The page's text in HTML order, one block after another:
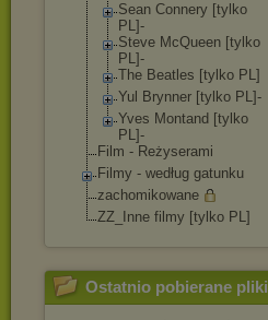
Sean Connery [tylko
PL]-
Steve McQueen [tylko
PL]-
The Beatles [tylko PL]
Yul Brynner [tylko PL]-
Yves Montand [tylko
PL]-
Film - Reżyserami
Filmy - według gatunku
zachomikowane
ZZ_Inne filmy [tylko PL]
Ostatnio pobierane pliki